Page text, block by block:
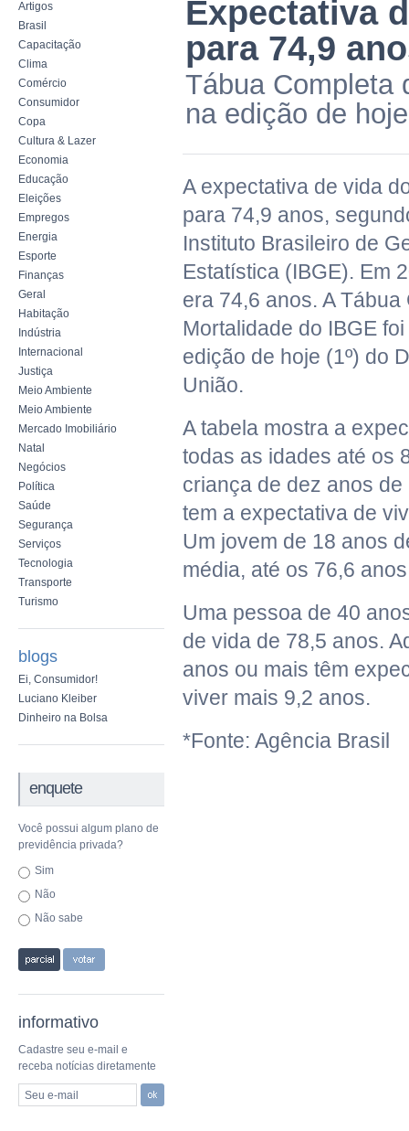
Artigos
Brasil
Capacitação
Clima
Comércio
Consumidor
Copa
Cultura & Lazer
Economia
Educação
Eleições
Empregos
Energia
Esporte
Finanças
Geral
Habitação
Indústria
Internacional
Justiça
Meio Ambiente
Meio Ambiente
Mercado Imobiliário
Natal
Negócios
Política
Saúde
Segurança
Serviços
Tecnologia
Transporte
Turismo
blogs
Ei, Consumidor!
Luciano Kleiber
Dinheiro na Bolsa
enquete
Você possui algum plano de
previdência privada?
Sim
Não
Não sabe
informativo
Cadastre seu e-mail e
receba notícias diretamente
Seu e-mail
Expectativa
para 74,9
Tábua Completa
na edição de
A expectativa de vida
para 74,9 anos,
Instituto Brasileiro de
Estatística (IBGE). Em
era 74,6 anos. A Tábua
Mortalidade do IBGE
edição de hoje (1º) do
União.
A tabela mostra a
todas as idades até os
criança de dez anos
tem a expectativa de
Um jovem de 18 anos
média, até os 76,6
Uma pessoa de 40
de vida de 78,5 anos.
anos ou mais têm
viver mais 9,2 anos.
*Fonte: Agência Brasil